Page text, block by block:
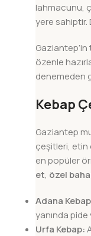
lahmacunu,
yere sahiptir.
özenle
denemeden
Kebap
Gaziantep
çeşitleri, etin
en popüler
et, özel
Adana
yanında
Urfa Kebap: